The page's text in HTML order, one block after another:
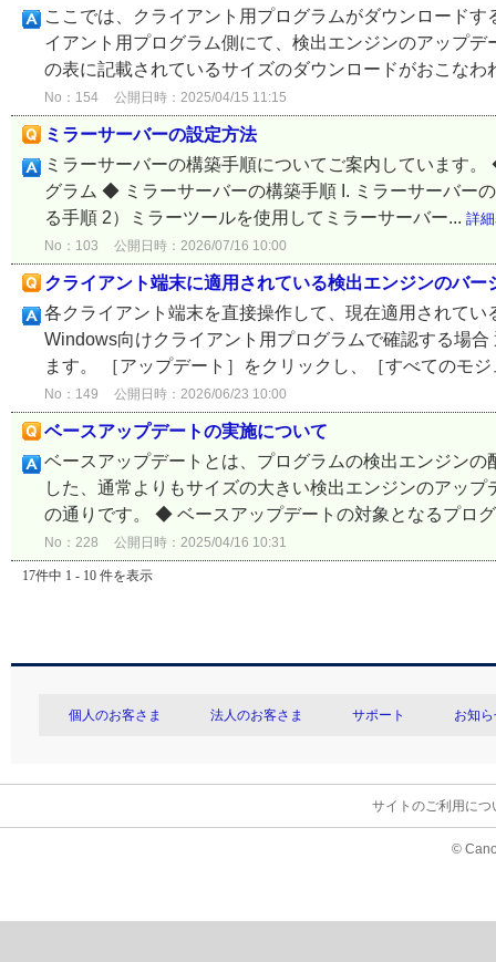
ここでは、クライアント用プログラムがダウンロード
イアント用プログラム側にて、検出エンジンのアップ
の表に記載されているサイズのダウンロードがおこなわ
No：154 公開日時：2025/04/15 11:15
ミラーサーバーの設定方法
ミラーサーバーの構築手順についてご案内しています
グラム ◆ ミラーサーバーの構築手順 I. ミラーサーバー
る手順 2）ミラーツールを使用してミラーサーバー... 詳
No：103 公開日時：2026/07/16 10:00
クライアント端末に適用されている検出エンジンのバ
各クライアント端末を直接操作して、現在適用されて
Windows向けクライアント用プログラムで確認する場
ます。 ［アップデート］をクリックし、［すべてのモ
No：149 公開日時：2026/06/23 10:00
ベースアップデートの実施について
ベースアップデートとは、プログラムの検出エンジン
した、通常よりもサイズの大きい検出エンジンのアッ
の通りです。 ◆ ベースアップデートの対象となるプロ
No：228 公開日時：2025/04/16 10:31
17件中 1 - 10 件を表示
個人のお客さま 法人のお客さま サポート お知
サイトのご利用につ
©